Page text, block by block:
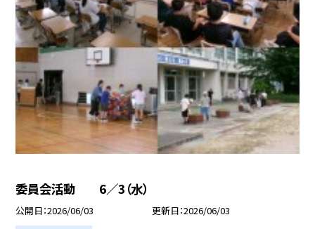
委員会活動 6／3（水）
公開日 2026/06/03 更新日 2026/06/03